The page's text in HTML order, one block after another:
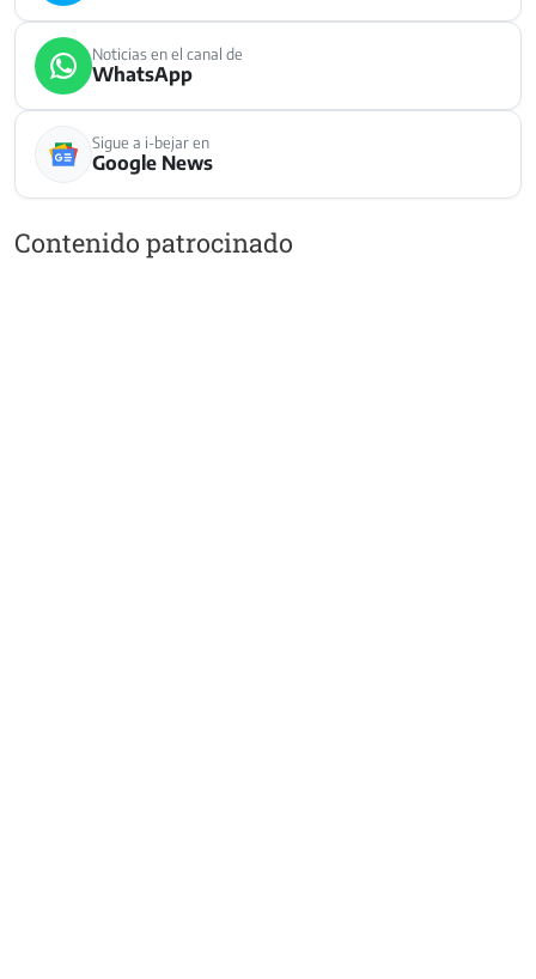
Noticias en el canal de
WhatsApp
Sigue a i-bejar en
Google News
Contenido patrocinado